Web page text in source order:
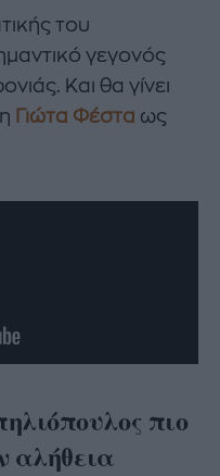
του
γεγονός
Και θα γίνει
Γιώτα Φέστα ως
πιο
αλήθεια